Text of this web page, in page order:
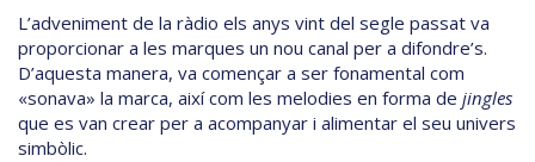
L’adveniment de la ràdio els anys vint del segle passat va
proporcionar a les marques un nou canal per a difondre’s.
D’aquesta manera, va començar a ser fonamental com
«sonava» la marca, així com les melodies en forma de jingles
que es van crear per a acompanyar i alimentar el seu univers
simbòlic.